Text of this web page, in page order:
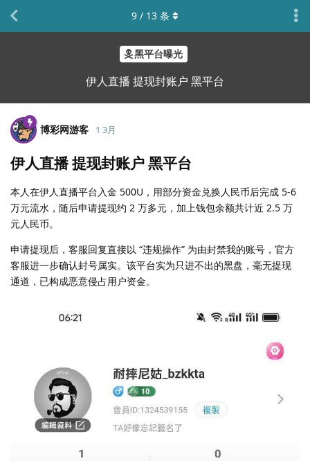
黑平台曝光
伊人直播 提现封账户 黑平台
9 / 13 条
博彩网游客 1 3月
伊人直播 提现封账户 黑平台
本人在伊人直播平台入金 500U，用部分资金兑换人民币后完成 5-6
万元流水，随后申请提现约 2 万多元，加上钱包余额共计近 2.5 万
元人民币。
申请提现后，客服回复直接以 “违规操作” 为由封禁我的账号，官方
客服进一步确认封号属实。该平台实为只进不出的黑盘，毫无提现
通道，已构成恶意侵占用户资金。